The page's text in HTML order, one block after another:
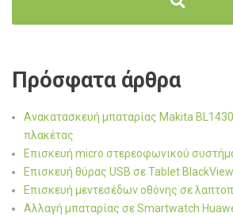
Πρόσφατα άρθρα
Ανακατασκευή μπαταρίας Makita
πλακέτας
Επισκευή micro στερεοφωνικού
Επισκευή θύρας USB σε Tablet
Επισκευή μεντεσέδων οθόνης σε
Αλλαγή μπαταρίας σε Smartwatch